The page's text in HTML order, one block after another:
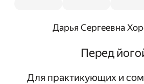
Дарья Сергеевна
Перед
Для практикующих и